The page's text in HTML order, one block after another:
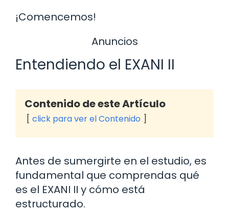
¡Comencemos!
Anuncios
Entendiendo el EXANI II
Contenido de este Artículo
click para ver el Contenido
Antes de sumergirte en el estudio, es
fundamental que comprendas qué
es el EXANI II y cómo está
estructurado.